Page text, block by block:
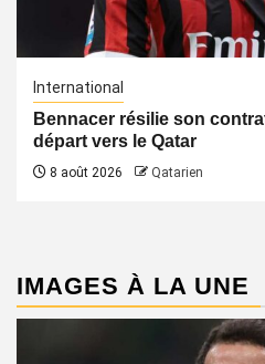
International
Bennacer résilie son
départ vers le Qatar
8 août 2026 Qatarien
IMAGES À LA UNE